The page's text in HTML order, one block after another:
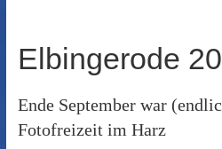
Elbingerode
Ende September war
Fotofreizeit im Harz